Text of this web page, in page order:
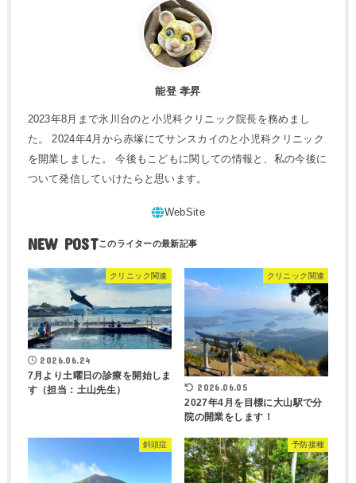
能登 孝昇
2023年8月まで氷川台のと小児科クリニック院長を務めまし
た。 2024年4月から赤塚にてサンスカイのと小児科クリニック
を開業しました。 今後もこどもに関しての情報と、私の今後に
ついて発信していけたらと思います。
NEW POST
クリニック関連
2026.06.24
7月より土曜日の診療を開始しま
す（担当：土山先生）
クリニック関連
2026.06.05
2027年4月を目標に大山駅で分
院の開業をします！
斜頭症 予防接種